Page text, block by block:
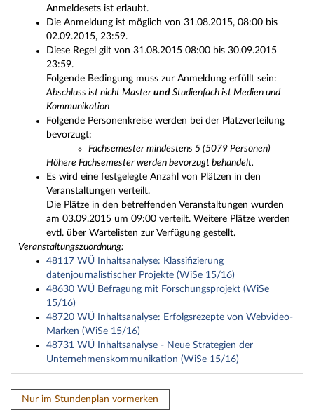
Anmeldesets ist erlaubt.
Die Anmeldung ist möglich von 31.08.2015, 08:00 bis
02.09.2015, 23:59.
Diese Regel gilt von 31.08.2015 08:00 bis 30.09.2015
23:59.
Folgende Bedingung muss zur Anmeldung erfüllt sein:
Abschluss ist nicht Master und Studienfach ist Medien und
Kommunikation
Folgende Personenkreise werden bei der Platzverteilung
bevorzugt:
Fachsemester mindestens 5 (5079 Personen)
Höhere Fachsemester werden bevorzugt behandelt.
Es wird eine festgelegte Anzahl von Plätzen in den
Veranstaltungen verteilt.
Die Plätze in den betreffenden Veranstaltungen wurden
am 03.09.2015 um 09:00 verteilt. Weitere Plätze werden
evtl. über Wartelisten zur Verfügung gestellt.
Veranstaltungszuordnung:
48117 WÜ Inhaltsanalyse: Klassifizierung
datenjournalistischer Projekte (WiSe 15/16)
48630 WÜ Befragung mit Forschungsprojekt (WiSe
15/16)
48720 WÜ Inhaltsanalyse: Erfolgsrezepte von Webvideo-
Marken (WiSe 15/16)
48731 WÜ Inhaltsanalyse - Neue Strategien der
Unternehmenskommunikation (WiSe 15/16)
Nur im Stundenplan vormerken